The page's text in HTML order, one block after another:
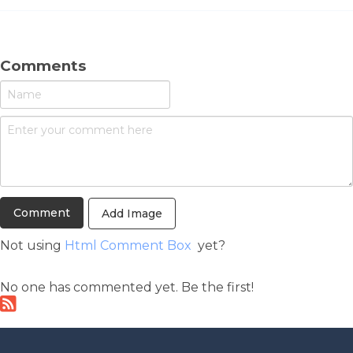
Comments
Add Image
Not using Html Comment Box yet?
No one has commented yet. Be the first!